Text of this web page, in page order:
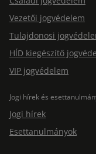
Vezetői jogvédelem
Tulajdonosi
HÍD kiegészítő
VIP jogvédelem
Jogi hírek és
Jogi hírek
Esettanulmányok